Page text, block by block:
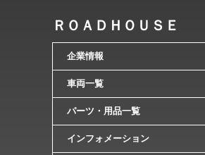
ＲＯＡＤＨＯＵＳＥ
企業情報
車両一覧
パーツ・用品一覧
インフォメーション